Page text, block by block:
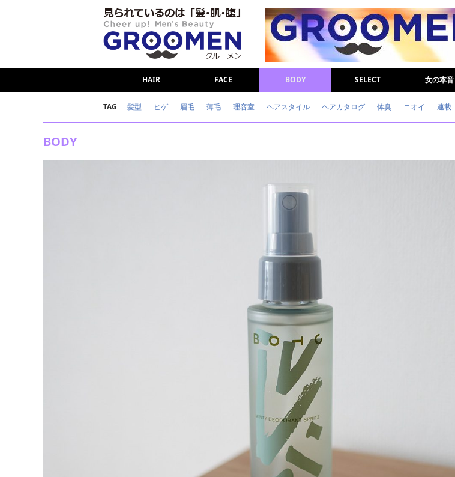
HAIR FACE BODY SELECT 女の本音
TAG 髪型 ヒゲ 眉毛 薄毛 理容室 ヘアスタイル ヘアカタログ 体臭 ニオイ 連載
BODY